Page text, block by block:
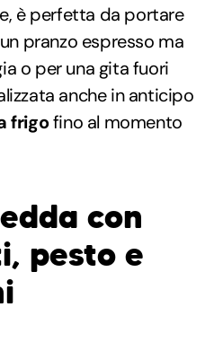
è perfetta da portare
pranzo espresso ma
o per una gita fuori
anche in anticipo
frigofino al momento
con
pesto e